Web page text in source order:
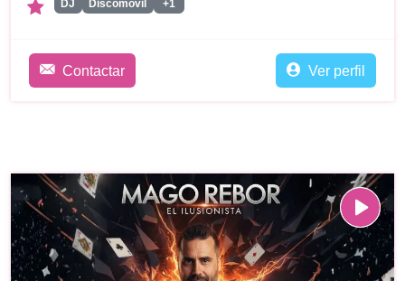
DJ Discomovil +1
Contactar Ver perfil